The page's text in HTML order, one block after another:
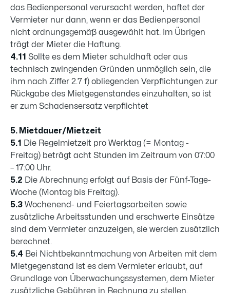
das Bedienpersonal verursacht werden, haftet der
Vermieter nur dann, wenn er das Bedienpersonal
nicht ordnungsgemäß ausgewählt hat. Im Übrigen
trägt der Mieter die Haftung.
4.11 Sollte es dem Mieter schuldhaft oder aus
technisch zwingenden Gründen unmöglich sein, die
ihm nach Ziffer 2.7 f) obliegenden Verpflichtungen zur
Rückgabe des Mietgegenstandes einzuhalten, so ist
er zum Schadensersatz verpflichtet
5. Mietdauer/Mietzeit
5.1
Die Regelmietzeit pro Werktag (= Montag -
Freitag) beträgt acht Stunden im Zeitraum von 07:00
– 17:00 Uhr.
5.2 Die Abrechnung erfolgt auf Basis der Fünf-Tage-
Woche (Montag bis Freitag).
5.3 Wochenend- und Feiertagsarbeiten sowie
zusätzliche Arbeitsstunden und erschwerte Einsätze
sind dem Vermieter anzuzeigen, sie werden zusätzlich
berechnet.
5.4 Bei Nichtbekanntmachung von Arbeiten mit dem
Mietgegenstand ist es dem Vermieter erlaubt, auf
Grundlage von Überwachungssystemen, dem Mieter
zusätzliche Gebühren in Rechnung zu stellen.